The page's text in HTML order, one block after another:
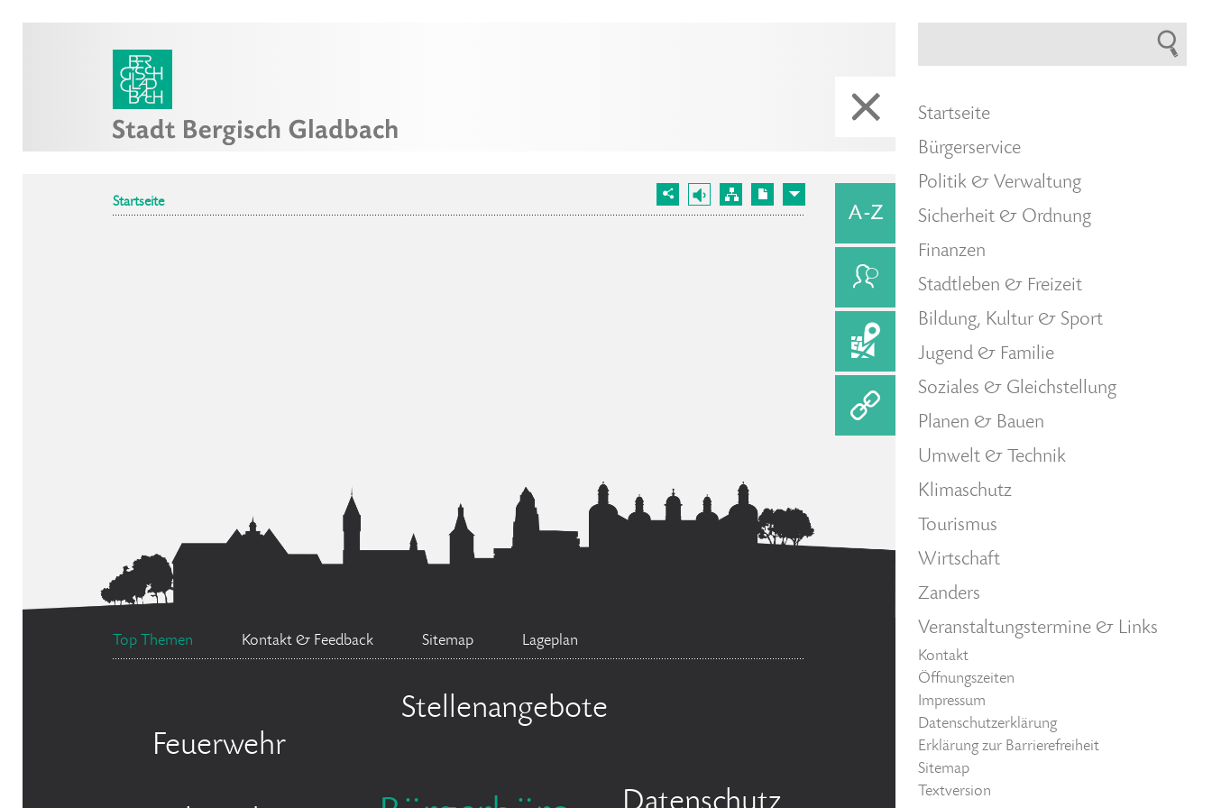
Startseite
Top Themen Kontakt & Feedback Sitemap Lageplan
Feuerwehr
Stellenangebote
Startseite
Bürgerservice
Politik & Verwaltung
Sicherheit & Ordnung
Finanzen
Stadtleben & Freizeit
Bildung, Kultur & Sport
Jugend & Familie
Soziales & Gleichstellung
Planen & Bauen
Umwelt & Technik
Klimaschutz
Tourismus
Wirtschaft
Zanders
Veranstaltungstermine & Links
Kontakt
Öffnungszeiten
Impressum
Datenschutzerklärung
Erklärung zur Barrierefreiheit
Sitemap
Textversion